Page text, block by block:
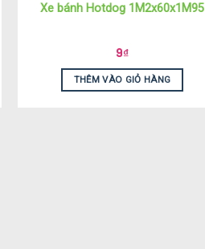
Xe bánh Hotdog 1M2x60x1M95
9₫
THÊM VÀO GIỎ HÀNG